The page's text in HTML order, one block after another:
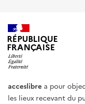
RÉPUBLIQUE
FRANÇAISE
acceslibre a pour
les lieux recevant du